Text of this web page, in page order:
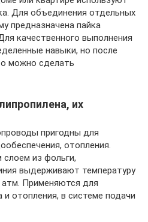
Для объединения отдельных
предназначена пайка
качественного выполнения
навыки, но после
можно сделать
их
пригодны для
отопления.
из фольги,
выдерживают температуру
Применяются для
и отопления, в системе подачи